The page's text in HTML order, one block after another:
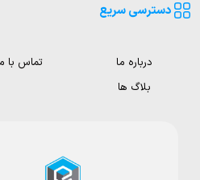
دسترسی سریع
درباره ما تماس با
بلاگ ها